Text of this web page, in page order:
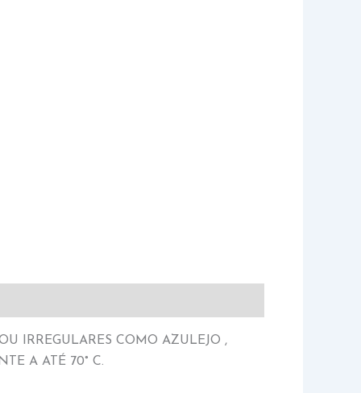
IRREGULARES COMO AZULEJO ,
A ATÉ 70° C.